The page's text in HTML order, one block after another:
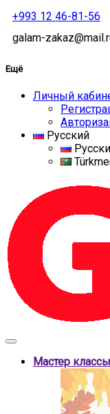
+993 12 46-81-56
galam-
Ещё
Личный
Русский
Мастер классы